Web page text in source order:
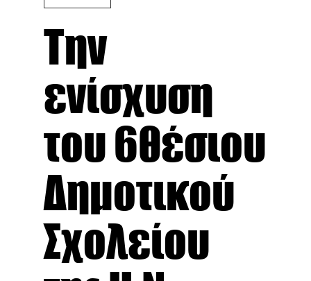
Την
ενίσχυση
του 6θέσιου
Δημοτικού
Σχολείου